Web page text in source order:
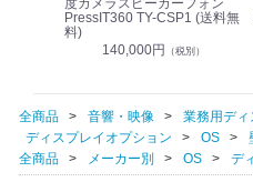
PressIT360 TY-CSP1 (送料無
料)
140,000円 （税別）
全商品 音響・映像
業務用ディ
ディスプレイオプション
OS
全商品
メーカー別 OS デ